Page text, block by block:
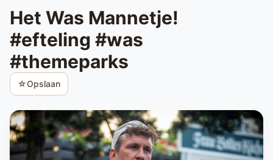
Het Was Mannetje!
#efteling #was
#themeparks
☆Opslaan